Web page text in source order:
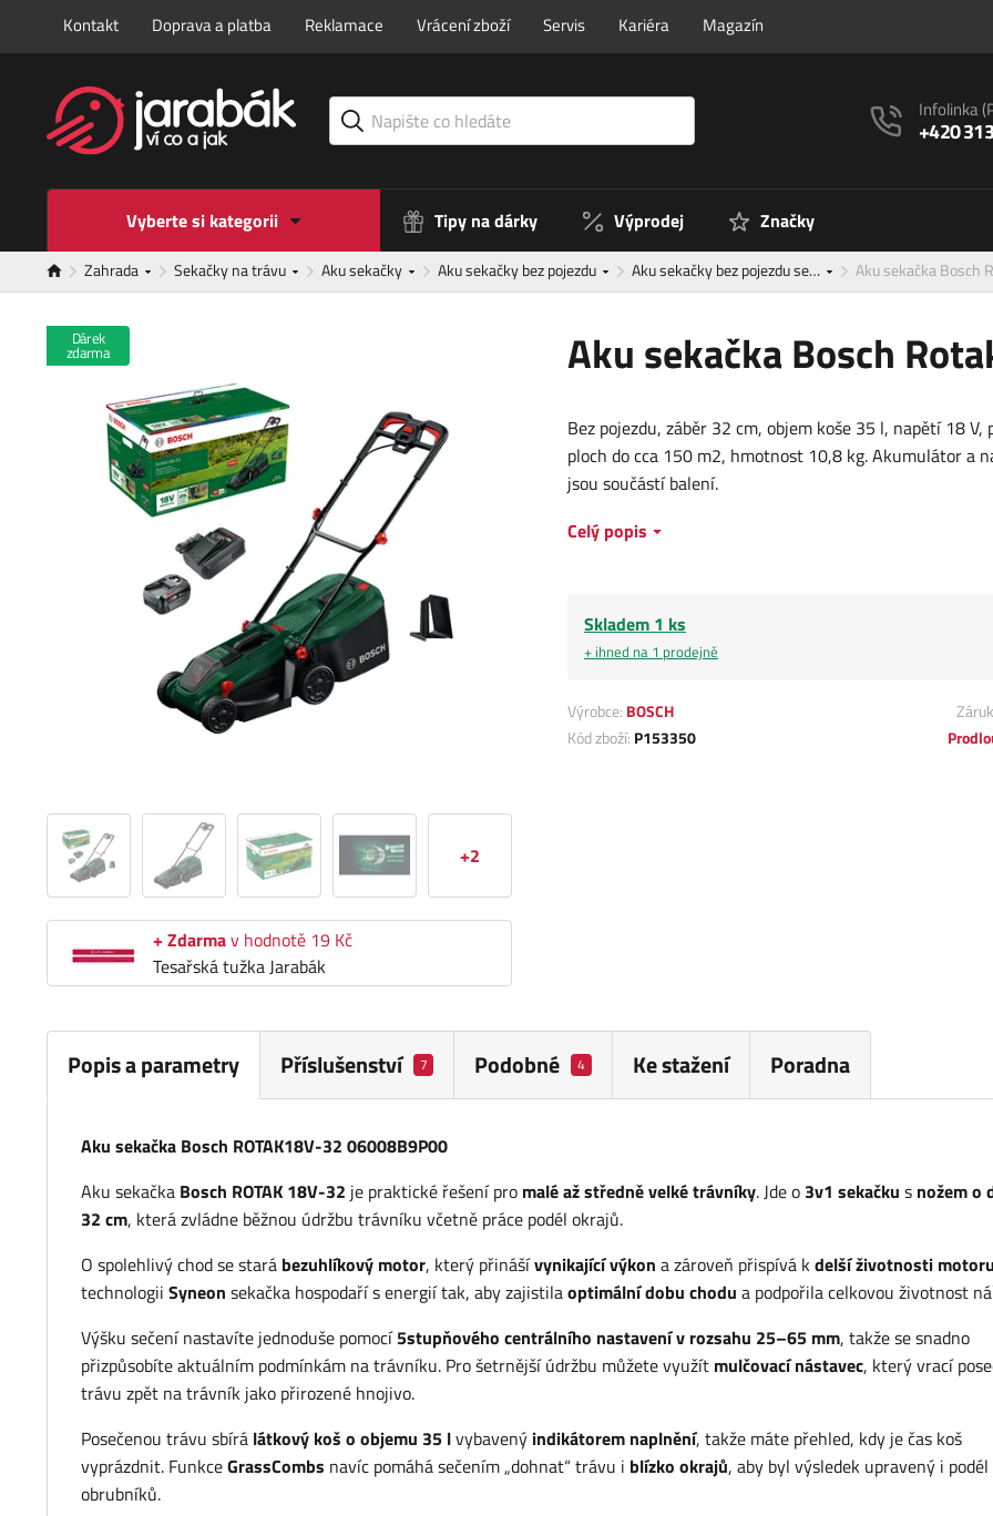
Kontakt Doprava a platba Reklamace Vrácení zboží Servis Kariéra Magazín
Infolinka
+420
Vyberte si kategorii Tipy na dárky Výprodej Značky
Zahrada Sekačky na trávu Aku sekačky Aku sekačky bez pojezdu Aku sekačky bez pojezdu se… Aku sekačka Bosch
Aku sekačka Bosch
Dárek
zdarma
+2
+ Zdarmav hodnotě 19 Kč
Tesařská tužka Jarabák
Bez pojezdu, záběr 32 cm, objem koše 35 l, napětí 18 V,
ploch do cca 150 m2, hmotnost 10,8 kg. Akumulátor a
jsou součástí balení.
Celý popis
Skladem 1 ks
+ ihned na 1 prodejně
Výrobce: BOSCH
Kód zboží: P153350
Popis a parametry Příslušenství 7 Podobné 4 Ke stažení Poradna
Aku sekačka Bosch ROTAK18V-32 06008B9P00
Aku sekačka Bosch ROTAK 18V-32 je praktické řešení pro malé až středně velké trávníky. Jde o 3v1 sekačku s nožem o
32 cm, která zvládne běžnou údržbu trávníku včetně práce podél okrajů.
O spolehlivý chod se stará bezuhlíkový motor, který přinášívynikající výkon a zároveň přispívá kdelší životnosti motoru
technologii Syneon sekačka hospodaří s energií tak, aby zajistilaoptimální dobu chodu a podpořila celkovou životnost
Výšku sečení nastavíte jednoduše pomocí5stupňového centrálního nastavení v rozsahu 25–65 mm, takže se snadno
přizpůsobíte aktuálním podmínkám na trávníku. Pro šetrnější údržbu můžete využít mulčovací nástavec, který vrací
trávu zpět na trávník jako přirozené hnojivo.
Posečenou trávu sbírá látkový koš o objemu 35 lvybavený indikátorem naplnění, takže máte přehled, kdy je čas koš
vyprázdnit. FunkceGrassCombs navíc pomáhá sečením „dohnat“ trávu i blízko okrajů, aby byl výsledek upravený i podél
obrubníků.